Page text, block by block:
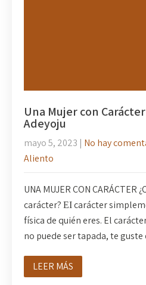
Una Mujer con
Adeyoju
mayo 5, 2023 | No hay
Aliento
UNA MUJER CON CARÁCTER
carácter? ΕΙ carácter
física de quién eres. El
no puede ser tapada, te
LEER MÁS